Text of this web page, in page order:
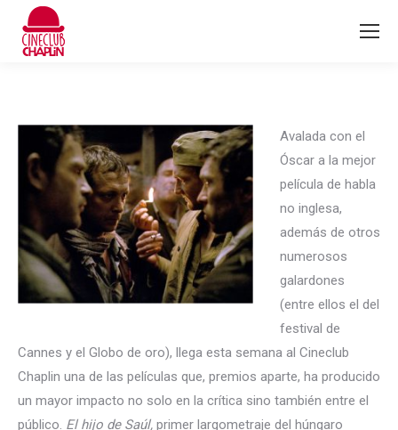
Avalada con el
Óscar a la mejor
película de habla
no inglesa,
además de otros
numerosos
galardones
(entre ellos el del
festival de
Cannes y el Globo de oro), llega esta semana al Cineclub
Chaplin una de las películas que, premios aparte, ha producido
un mayor impacto no solo en la crítica sino también entre el
público. El hijo de Saúl, primer largometraje del húngaro